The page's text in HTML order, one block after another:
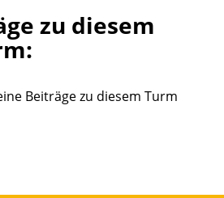
zu diesem
Beiträge zu diesem Turm